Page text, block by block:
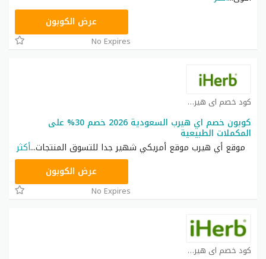
OBP3235عرض الكوبون
No Expires
كود خصم اي هيرب كوبون
كوبون خصم اي هيرب السعودية 2026 خصم 30% على
المكملات الطبيعية
موقع أي هيرب موقع أمريكي شهير جدا للتسوق المنتجات...أكثر
OBP3235عرض الكوبون
No Expires
كود خصم اي هيرب كوبون